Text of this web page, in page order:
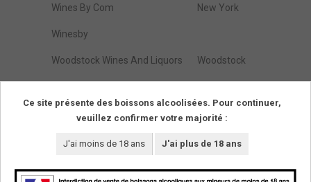
Wines By Com New York
Winesby
Woodstock Wines And Liquors Woodstock
274
Ce site présente des boissons alcoolisées. Pour continuer,
veuillez confirmer votre majorité :
J'ai moins de 18 ans J'ai plus de 18 ans